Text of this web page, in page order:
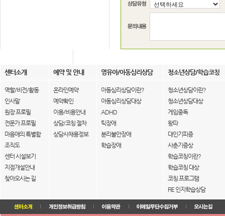
센터소개 예약 및 안내 영유아/아동심리상담 청소년상담/학습코칭
역할/비전/활동
인사말
원장 프로필
전문가 프로필
마음애의 특별함
조직도
센터 시설보기
지점개설안내
찾아오시는 길
온라인예약
예약확인
이용/비용안내
상담/코칭 절차
상담사채용정보
아동심리상담이란?
아동심리상담대상
ADHD
틱장애
분리불안장애
학습장애
청소년상담이란?
청소년상담대상
게임중독
왕따
대인기피증
사춘기증상
학습코칭이란?
학습코칭 대상
코칭 프로그램
FIE 인지학습상담